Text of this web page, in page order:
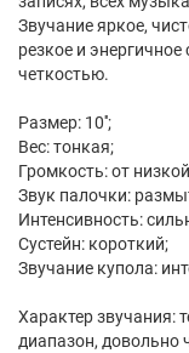
Звучание яркое,
резкое и
четкостью.
Размер: 10'';
Вес: тонкая;
Громкость: от
Звук палочки:
Интенсивность:
Сустейн: короткий;
Звучание купола:
Характер звучания:
диапазон, довольно